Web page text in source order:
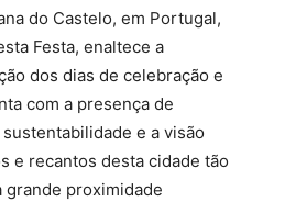
do Castelo, em Portugal,
Festa, enaltece a
dos dias de celebração e
com a presença de
e a visão
e recantos desta cidade tão
grande proximidade